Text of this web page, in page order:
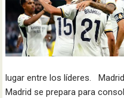
lugar entre los líderes.
Madrid se prepara para